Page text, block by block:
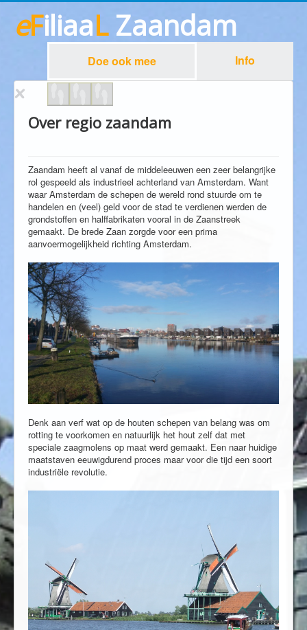
eFiliaaLZaandam
Doe ook mee Info
Over regio zaandam
Zaandam heeft al vanaf de middeleeuwen een zeer belangrijke
rol gespeeld als industrieel achterland van Amsterdam. Want
waar Amsterdam de schepen de wereld rond stuurde om te
handelen en (veel) geld voor de stad te verdienen werden de
grondstoffen en halffabrikaten vooral in de Zaanstreek
gemaakt. De brede Zaan zorgde voor een prima
aanvoermogelijkheid richting Amsterdam.
Denk aan verf wat op de houten schepen van belang was om
rotting te voorkomen en natuurlijk het hout zelf dat met
speciale zaagmolens op maat werd gemaakt. Een naar huidige
maatstaven eeuwigdurend proces maar voor die tijd een soort
industriële revolutie.